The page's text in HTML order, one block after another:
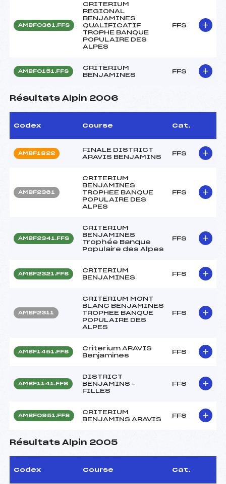
AMBF0361.FFS
CRITERIUM
REGIONAL
BENJAMINES
QUALIFICATIF
TROPHE BANQUE
POPULAIRE DES
ALPES
FFS
AMBF0151.FFS
CRITERIUM
BENJAMINES
FFS
Résultats Alpin 2006
Codex Course Cat.
AMBF1822
FINALE DISTRICT
ARAVIS BENJAMINS
FFS
AMBF2361
CRITERIUM
BENJAMINES
TROPHEE BANQUE
POPULAIRE DES
ALPES
FFS
AMBF2341.FFS
CRITERIUM
BENJAMINES
Trophée Banque
Populaire des Alpes
FFS
AMBF2321.FFS
CRITERIUM
BENJAMINES
FFS
AMBF2311
CRITERIUM MONT
BLANC BENJAMINES
TROPHEE BANQUE
POPULAIRE DES
ALPES
FFS
AMBF1451.FFS
Criterium ARAVIS
Benjamines
FFS
AMBF1141.FFS
DISTRICT
BENJAMINS –
FILLES
FFS
AMBF0951.FFS
CRITERIUM
BENJAMINS ARAVIS
FFS
Résultats Alpin 2005
Codex Course Cat.